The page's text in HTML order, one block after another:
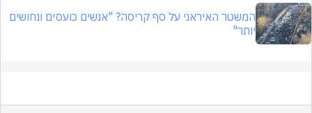
המשטר האיראני על סף קריסה? "אנשים כועסים ונחושים
יותר"